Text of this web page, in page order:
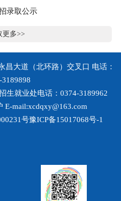
录取公示
更多>>
昌大道（北环路）交叉口 电话：
3189898
生就业处电话：0374-3189962
E-mail:xcdqxy@163.com
号豫ICP备15017068号-1